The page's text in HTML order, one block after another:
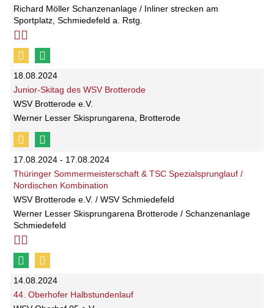
Richard Möller Schanzenanlage / Inliner strecken am
Sportplatz, Schmiedefeld a. Rstg.
18.08.2024
Junior-Skitag des WSV Brotterode
WSV Brotterode e.V.
Werner Lesser Skisprungarena, Brotterode
17.08.2024 - 17.08.2024
Thüringer Sommermeisterschaft & TSC Spezialsprunglauf /
Nordischen Kombination
WSV Brotterode e.V. / WSV Schmiedefeld
Werner Lesser Skisprungarena Brotterode / Schanzenanlage
Schmiedefeld
14.08.2024
44. Oberhofer Halbstundenlauf